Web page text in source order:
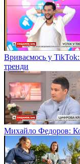
Вриваємось у
тренди
Михайло Федоров: